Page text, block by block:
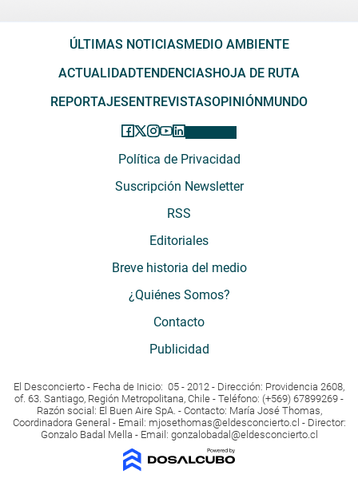
ÚLTIMAS NOTICIAS MEDIO AMBIENTE
ACTUALIDADTENDENCIAS HOJA DE RUTA
REPORTAJES ENTREVISTASOPINIÓN MUNDO
Política de Privacidad
Suscripción Newsletter
RSS
Editoriales
Breve historia del medio
¿Quiénes Somos?
Contacto
Publicidad
El Desconcierto - Fecha de Inicio: 05 - 2012 - Dirección: Providencia 2608,
of. 63. Santiago, Región Metropolitana, Chile - Teléfono: (+569) 67899269 -
Razón social: El Buen Aire SpA. - Contacto: María José Thomas,
Coordinadora General - Email: mjosethomas@eldesconcierto.cl - Director:
Gonzalo Badal Mella - Email: gonzalobadal@eldesconcierto.cl